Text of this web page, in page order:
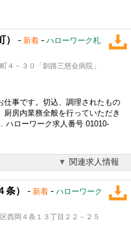
- 新着 - ハローワーク札
－３０「釧路三慈会病院」
事です。切込、 調理されたもの
房内業務全般を行っていただき
ハローワーク求人番号 01010-
関連求人情報
条） - 新着 - ハローワーク
西岡４条１３丁目２２－２５